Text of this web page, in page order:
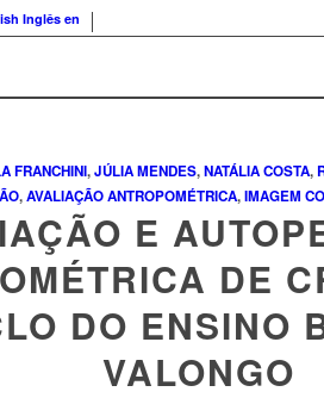
Inglês en
FRANCHINI,JÚLIA MENDES,NATÁLIA COSTA,
,AVALIAÇÃO ANTROPOMÉTRICA,IMAGEM
E
DE
DO ENSINO
VALONGO